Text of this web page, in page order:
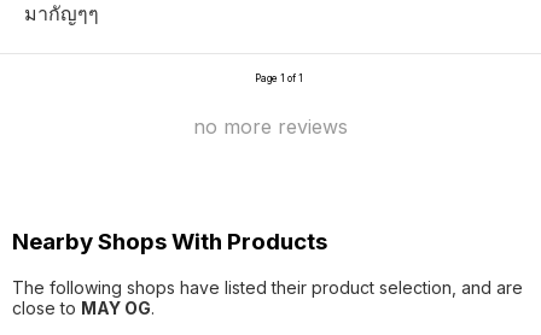
มากัญๆๆ
Page 1 of 1
no more reviews
Nearby Shops With Products
The following shops have listed their product selection, and are
close to MAY OG.